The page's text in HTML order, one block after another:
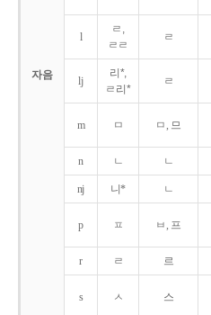
자음
l
ㄹ,
ㄹㄹ
ㄹ
lj
리*,
ㄹ리*
ㄹ
m ㅁ ㅁ, 므
n ㄴ ㄴ
nj 니* ㄴ
p ㅍ ㅂ, 프
r ㄹ 르
s ㅅ 스